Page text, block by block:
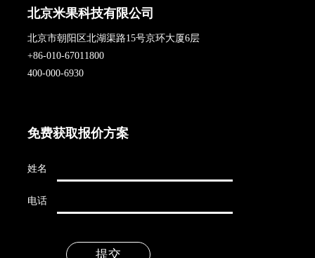
北京米果科技有限公司
北京市朝阳区北湖渠路15号京环大厦6层
+86-010-67011800
400-000-6930
免费获取报价方案
姓名
电话